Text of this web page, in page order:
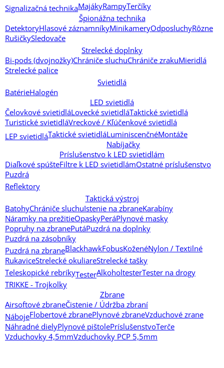
Signalizačná technikaMajákyRampyTerčíky
Špionážna technika
DetektoryHlasové záznamníkyMinikameryOdposluchyRôzne
RušičkySledovače
Strelecké doplnky
Bi-pods (dvojnožky)Chrániče sluchuChrániče zrakuMieridlá
Strelecké palice
Svietidlá
BatérieHalogén
LED svietidlá
Čelovkové svietidláLovecké svietidláTaktické svietidlá
Turistické svietidláVreckové / Kľúčenkové svietidlá
LEP svietidláTaktické svietidláLuminiscenčnéMontáže
Nabíjačky
Príslušenstvo k LED svietidlám
Diaľkové spúšteFiltre k LED svietidlámOstatné príslušenstvo
Puzdrá
Reflektory
Taktická výstroj
BatohyChrániče sluchuIstenie na zbraneKarabíny
Náramky na prežitieOpaskyPeráPlynové masky
Popruhy na zbranePutáPuzdrá na doplnky
Puzdrá na zásobníky
Puzdrá na zbraneBlackhawkFobusKoženéNylon / Textilné
RukaviceStrelecké okuliareStrelecké tašky
Teleskopické rebríkyTesterAlkoholtesterTester na drogy
TRIKKE - Trojkolky
Zbrane
Airsoftové zbraneČistenie / Údržba zbraní
NábojeFlobertové zbranePlynové zbraneVzduchové zrane
Náhradné dielyPlynové pištolePríslušenstvoTerče
Vzduchovky 4,5mmVzduchovky PCP 5,5mm